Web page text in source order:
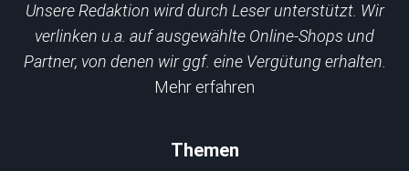
Unsere Redaktion wird durch Leser unterstützt. Wir
verlinken u.a. auf ausgewählte Online-Shops und
Partner, von denen wir ggf. eine Vergütung erhalten.
Mehr erfahren
Themen